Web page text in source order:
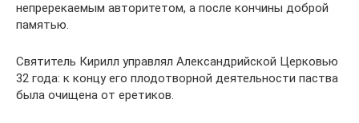
непререкаемым авторитетом, а после кончины доброй
памятью.
Святитель Кирилл управлял Александрийской Церковью
32 года: к концу его плодотворной деятельности паства
была очищена от еретиков.